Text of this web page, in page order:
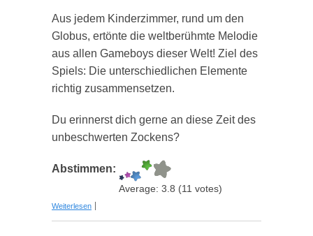
Aus jedem Kinderzimmer, rund um den
Globus, ertönte die weltberühmte Melodie
aus allen Gameboys dieser Welt! Ziel des
Spiels: Die unterschiedlichen Elemente
richtig zusammensetzen.
Du erinnerst dich gerne an diese Zeit des
unbeschwerten Zockens?
Abstimmen:
Average: 3.8 (11 votes)
Weiterlesen über Tetris Lampe